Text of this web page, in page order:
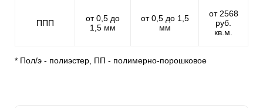
ППП
от 0,5 до
1,5 мм
от 0,5 до 1,5
мм
от 2568
руб.
кв.м.
* Пол/э - полиэстер, ПП - полимерно-порошковое